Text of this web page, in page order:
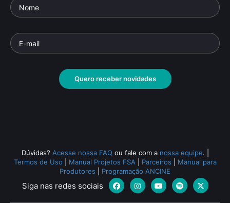
Quero receber novidades
Dúvidas? Acesse nossa FAQ ou fale com a nossa equipe.
Termos de Uso
Manual Projetos FSA Parceiros
Manual para
Produtores
Programação ANCINE
Siga nas redes sociais